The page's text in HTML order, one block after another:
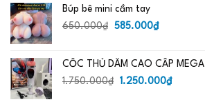
Búp bê mini cầm tay
650.000₫
Giá
650.000₫.
585.000₫Giá
là:
585.000₫.
CỐC THỦ DÂM CAO CẤP MEGA
1.750.000₫
Giá
1.250.000₫Giá